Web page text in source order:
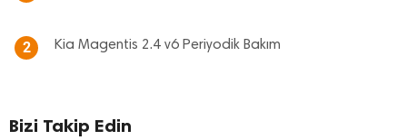
2 Kia Magentis 2.4 v6 Periyodik Bakım
Bizi Takip Edin